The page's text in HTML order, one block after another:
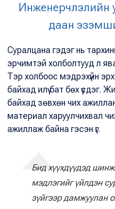
Инженерчлэлийн
даан
Суралцана гэдэг нь
эрчимтэй холболтууд л
Тэр холбоос мэдрэхүйн
байхад илүү бат бөх
байхад зөвхөн чих
материал харуулчихвал
ажиллаж байна гэсэн үг.
Бид хүүхдүүдэд
мэдлэгийг үйлдэн
зүйгээр дамжуулан